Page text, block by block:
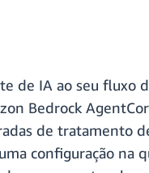
de IA ao seu
Bedrock
de tratamento
configuração na